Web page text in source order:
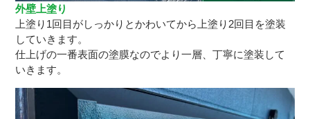
外壁上塗り
上塗り1回目がしっかりとかわいてから上塗り2回目を塗装
していきます。
仕上げの一番表面の塗膜なのでより一層、丁寧に塗装して
いきます。